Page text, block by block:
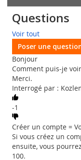
Questions
Voir tout
Poser une
Bonjour
Comment puis-je
Merci.
Interrogé par :
-1
Créer un compte =
Si vous créez un
ensuite, vous
100.